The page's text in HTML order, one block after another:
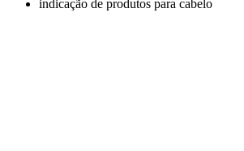
indicação de produtos para cabelo